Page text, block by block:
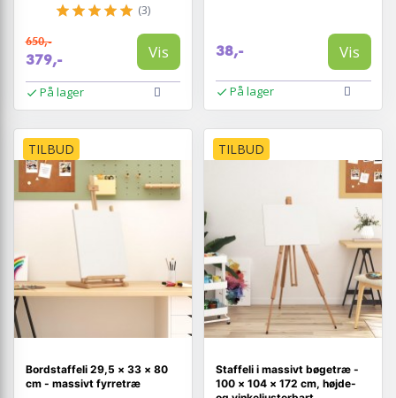
(3)
650,-
379,- Vis
På lager
38,- Vis
På lager
TILBUD
Bordstaffeli 29,5 × 33 × 80
cm - massivt fyrretræ
TILBUD
Staffeli i massivt bøgetræ -
100 × 104 × 172 cm, højde-